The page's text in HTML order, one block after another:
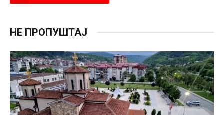
НЕ ПРОПУШТАЈ